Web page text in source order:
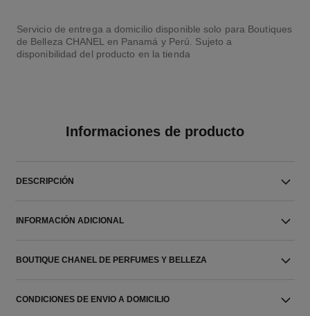
Servicio de entrega a domicilio disponible solo para Boutiques
de Belleza CHANEL en Panamá y Perú. Sujeto a
disponibilidad del producto en la tienda
Informaciones de producto
DESCRIPCIÓN
INFORMACIÓN ADICIONAL
BOUTIQUE CHANEL DE PERFUMES Y BELLEZA
CONDICIONES DE ENVIO A DOMICILIO